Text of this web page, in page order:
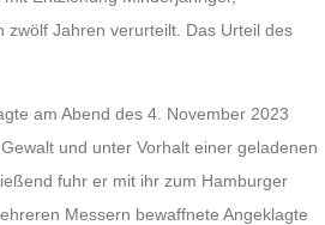
Jahren verurteilt. Das Urteil des
am Abend des 4. November 2023
und unter Vorhalt einer geladenen
fuhr er mit ihr zum Hamburger
Messern bewaffnete Angeklagte